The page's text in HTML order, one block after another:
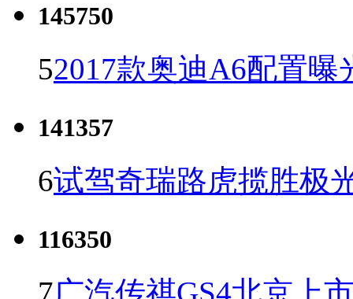
145750
52017款奥迪A6配置曝
141357
6试驾奇瑞路虎揽胜极
116350